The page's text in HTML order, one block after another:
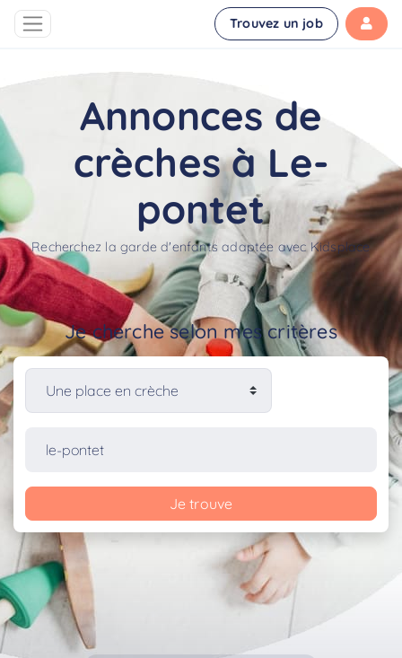
Trouvez un job
Annonces de
crèches à Le-
pontet
Recherchez la garde d'enfants adaptée avec Kidsplace
Je cherche selon mes critères
Je trouve